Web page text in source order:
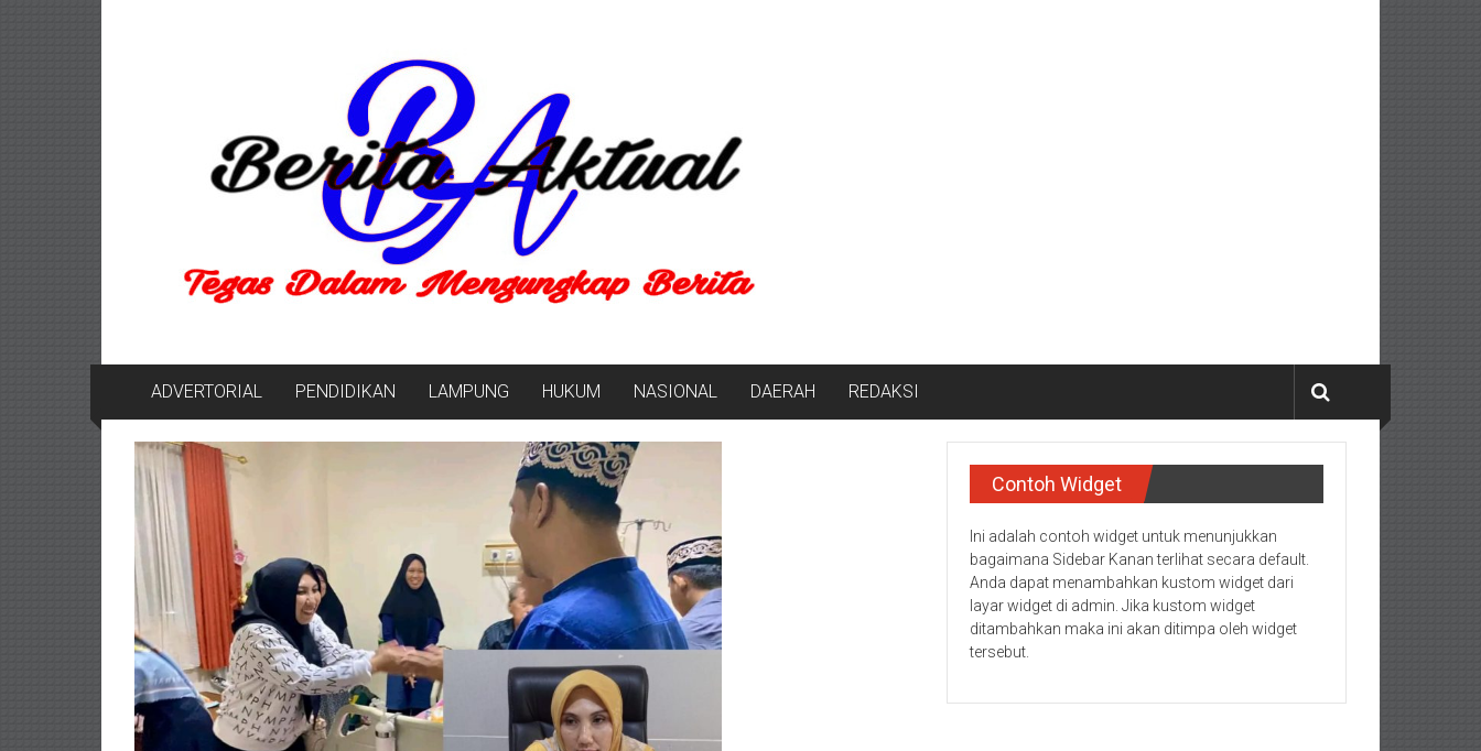
ADVERTORIAL PENDIDIKAN LAMPUNG HUKUM NASIONAL DAERAH REDAKSI
Contoh Widget
Ini adalah contoh widget untuk menunjukkan
bagaimana Sidebar Kanan terlihat secara default.
Anda dapat menambahkan kustom widget dari
layar widget di admin. Jika kustom widget
ditambahkan maka ini akan ditimpa oleh widget
tersebut.